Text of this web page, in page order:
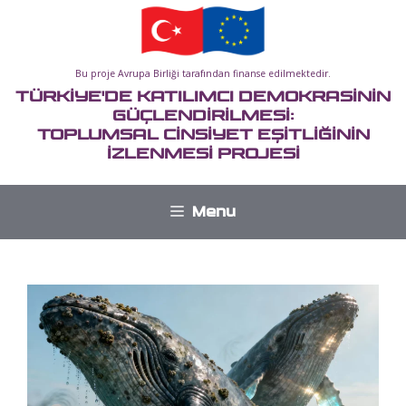
Bu proje Avrupa Birliği tarafından finanse edilmektedir.
TÜRKİYE'DE KATILIMCI DEMOKRASİNİN
GÜÇLENDİRİLMESİ:
TOPLUMSAL CİNSİYET EŞİTLİĞİNİN
İZLENMESİ PROJESİ
Menu